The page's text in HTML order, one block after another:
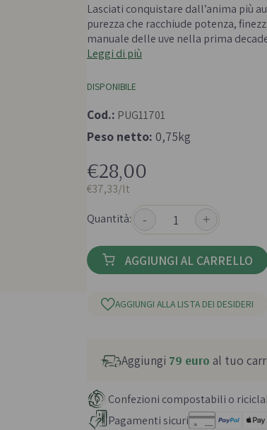
Succhi bio e bevande
Frutta secca
Lasciati conquistare dall’anima più
purezza che racchiude potenza,
manuale delle uve nella prima
Leggi di più
DISPONIBILE
Cod.: PUG11701
Peso netto: 0,75kg
€28,00
€37,33/lt
Quantità:
- +
AGGIUNGI AL CARRELLO
AGGIUNGI ALLA LISTA DEI DESIDERI
Aggiungi 79 euro al tuo
Confezioni compostabili o
Pagamenti sicuri